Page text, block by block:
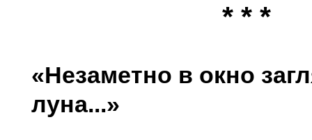
* * *
«Незаметно в окно
луна...»